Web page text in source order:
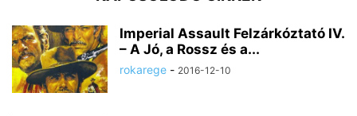
Imperial Assault Felzárkóztató IV.
– A Jó, a Rossz és a...
rokarege - 2016-12-10